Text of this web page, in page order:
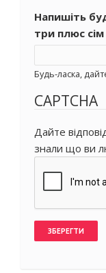
Напишіть
три плюс сім
Будь-ласка,
CAPTCHA
Дайте
знали що ви